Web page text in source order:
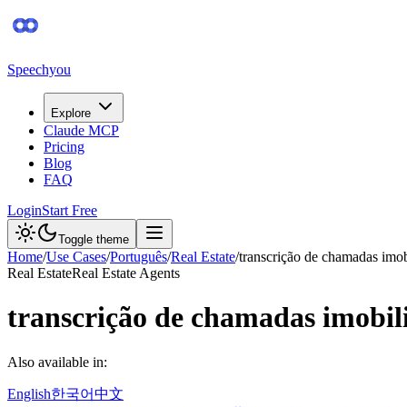
Speechyou
Explore
Claude MCP
Pricing
Blog
FAQ
LoginStart Free
Toggle theme
Home/Use Cases/Português/Real Estate/transcrição de chamadas
Real EstateReal Estate Agents
transcrição de chamadas
Also available in:
English한국어中文